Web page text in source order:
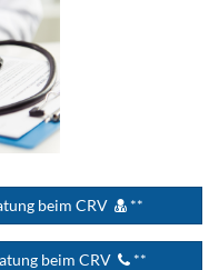
beim CRV **
beim CRV **